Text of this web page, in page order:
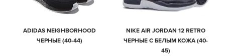
ADIDAS NEIGHBORHOOD
ЧЕРНЫЕ (40-44)
NIKE AIR JORDAN 12 RETRO
ЧЕРНЫЕ С БЕЛЫМ КОЖА (40-
45)